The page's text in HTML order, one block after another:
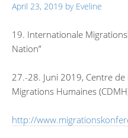
April 23, 2019 by Eveline
19. Internationale
Nation”
27.-28. Juni 2019, Centre
Migrations Humaines
http://